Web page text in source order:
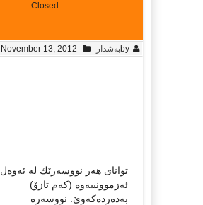
Closed
byبه‌شدار November 13, 2012
توانای هه‌ر نووسه‌رێك له‌ ئه‌وه‌ل
ئه‌زموونییه‌وه‌ (كه‌م تازۆ)
به‌ده‌رده‌كه‌وێ. نووسه‌ره‌